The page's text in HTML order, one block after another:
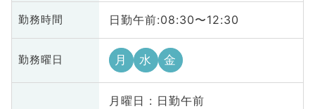
勤務時間 日勤午前:08:30〜12:30
勤務曜日 月 水 金
月曜日 : 日勤午前